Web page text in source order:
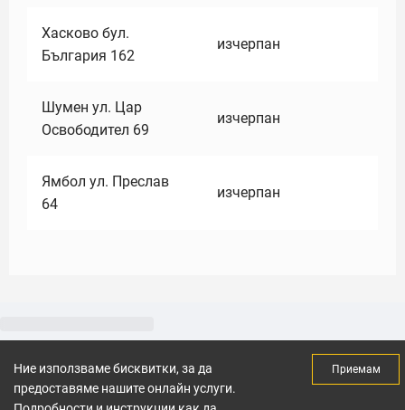
Хасково бул.
България 162
изчерпан
Шумен ул. Цар
Освободител 69
изчерпан
Ямбол ул. Преслав
64
изчерпан
Ние използваме бисквитки, за да
предоставяме нашите онлайн услуги.
Приемам